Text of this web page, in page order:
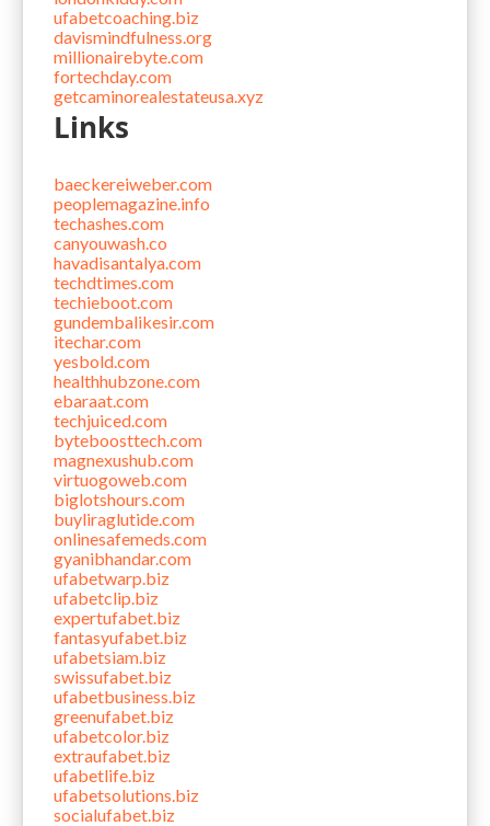
ufabetcoaching.biz
davismindfulness.org
millionairebyte.com
fortechday.com
getcaminorealestateusa.xyz
Links
baeckereiweber.com
peoplemagazine.info
techashes.com
canyouwash.co
havadisantalya.com
techdtimes.com
techieboot.com
gundembalikesir.com
itechar.com
yesbold.com
healthhubzone.com
ebaraat.com
techjuiced.com
byteboosttech.com
magnexushub.com
virtuogoweb.com
biglotshours.com
buyliraglutide.com
onlinesafemeds.com
gyanibhandar.com
ufabetwarp.biz
ufabetclip.biz
expertufabet.biz
fantasyufabet.biz
ufabetsiam.biz
swissufabet.biz
ufabetbusiness.biz
greenufabet.biz
ufabetcolor.biz
extraufabet.biz
ufabetlife.biz
ufabetsolutions.biz
socialufabet.biz